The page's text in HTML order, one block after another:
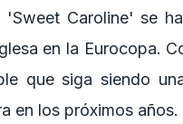
'Sweet Caroline' se
en la Eurocopa.
que siga siendo
en los próximos años.